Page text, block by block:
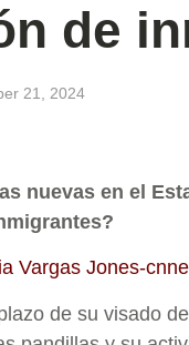
de
21, 2024
nuevas en el
Vargas Jones-
de su visado